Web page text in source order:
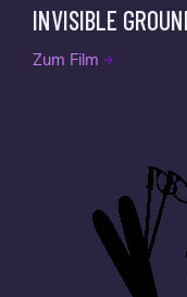
INVISIBLE
Zum Film